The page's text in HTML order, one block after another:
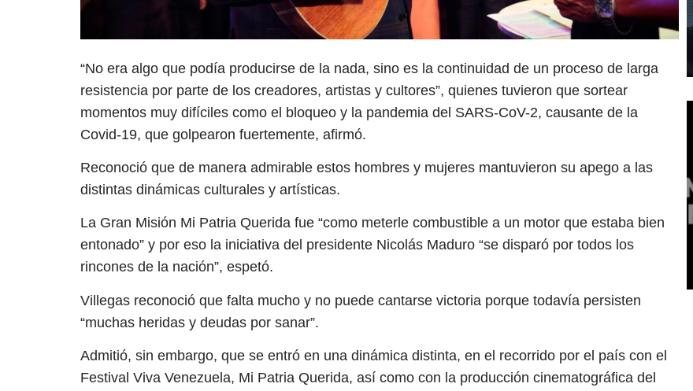
“No era algo que podía producirse de la nada, sino es la continuidad de un proceso de larga
resistencia por parte de los creadores, artistas y cultores”, quienes tuvieron que sortear
momentos muy difíciles como el bloqueo y la pandemia del SARS-CoV-2, causante de la
Covid-19, que golpearon fuertemente, afirmó.
Reconoció que de manera admirable estos hombres y mujeres mantuvieron su apego a las
distintas dinámicas culturales y artísticas.
La Gran Misión Mi Patria Querida fue “como meterle combustible a un motor que estaba bien
entonado” y por eso la iniciativa del presidente Nicolás Maduro “se disparó por todos los
rincones de la nación”, espetó.
Villegas reconoció que falta mucho y no puede cantarse victoria porque todavía persisten
“muchas heridas y deudas por sanar”.
Admitió, sin embargo, que se entró en una dinámica distinta, en el recorrido por el país con el
Festival Viva Venezuela, Mi Patria Querida, así como con la producción cinematográfica del